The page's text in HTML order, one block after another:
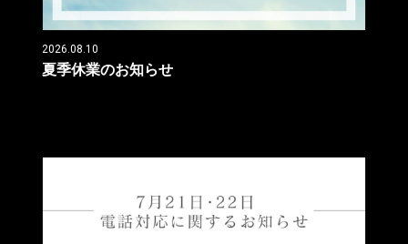
2026.08.10
夏季休業のお知らせ